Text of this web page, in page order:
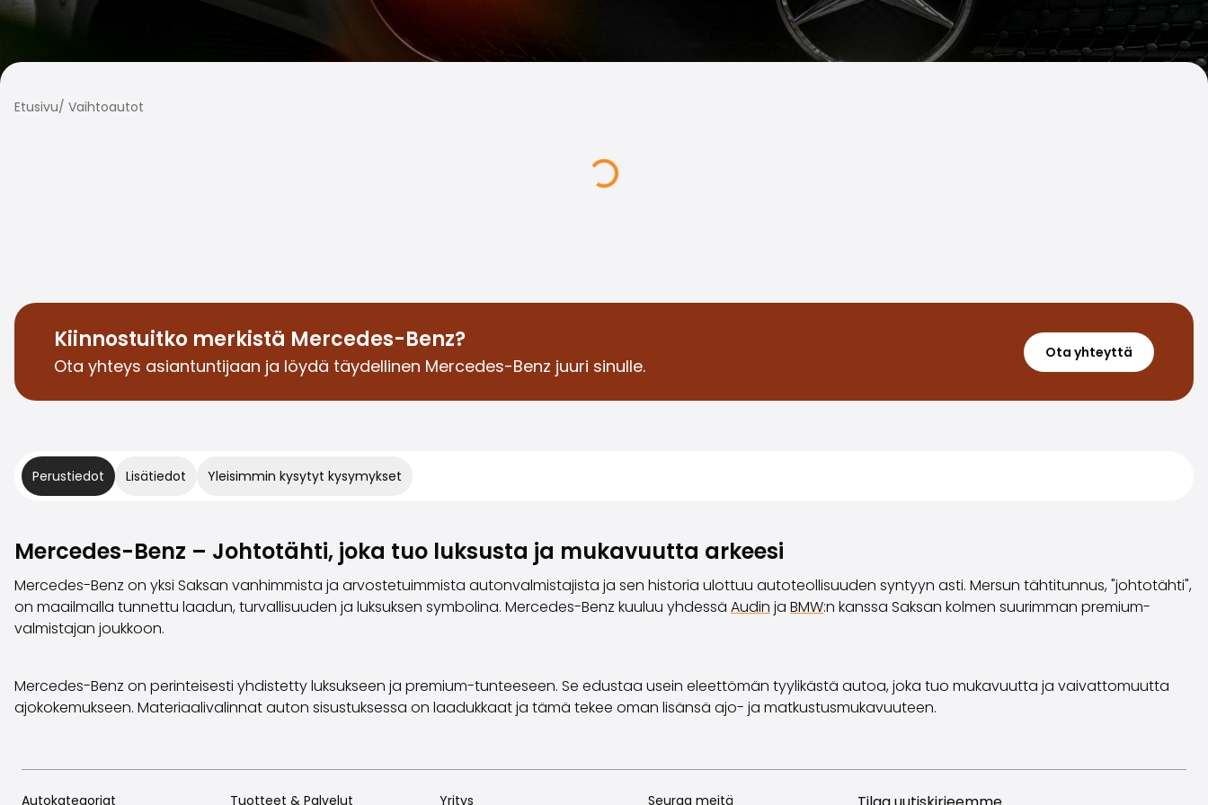
Etusivu/ Vaihtoautot
Kiinnostuitko merkistä Mercedes-Benz?
Ota yhteys asiantuntijaan ja löydä täydellinen Mercedes-Benz juuri sinulle.
Ota yhteyttä
Perustiedot Lisätiedot Yleisimmin kysytyt kysymykset
Mercedes-Benz – Johtotähti, joka tuo luksusta ja mukavuutta arkeesi
Mercedes-Benz on yksi Saksan vanhimmista ja arvostetuimmista autonvalmistajista ja sen historia ulottuu autoteollisuuden syntyyn asti. Mersun tähtitunnus, "johtotähti",
on maailmalla tunnettu laadun, turvallisuuden ja luksuksen symbolina. Mercedes-Benz kuuluu yhdessä Audin ja BMW:n kanssa Saksan kolmen suurimman premium-
valmistajan joukkoon.
Mercedes-Benz on perinteisesti yhdistetty luksukseen ja premium-tunteeseen. Se edustaa usein eleettömän tyylikästä autoa, joka tuo mukavuutta ja vaivattomuutta
ajokokemukseen. Materiaalivalinnat auton sisustuksessa on laadukkaat ja tämä tekee oman lisänsä ajo- ja matkustusmukavuuteen.
Autokategoriat Tuotteet & Palvelut Yritys Seuraa meitä